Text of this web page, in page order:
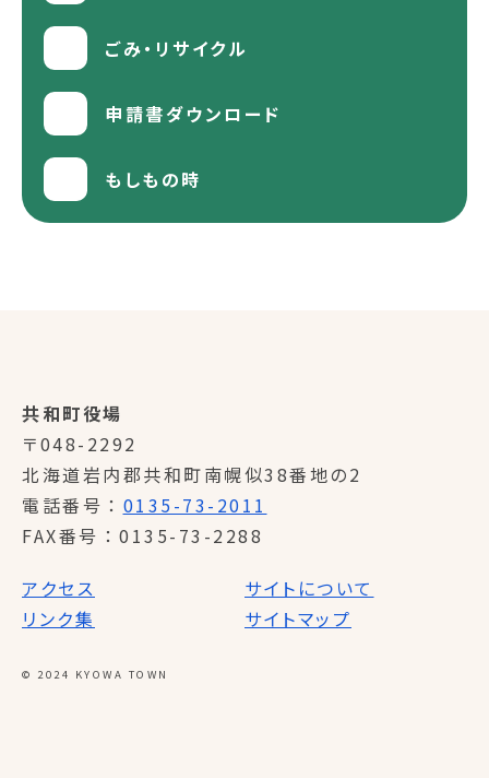
ごみ・リサイクル
申請書ダウンロード
もしもの時
共和町役場
〒048-2292
北海道岩内郡共和町南幌似38番地の2
電話番号
0135-73-2011
FAX番号
0135-73-2288
アクセス
サイトについて
リンク集
サイトマップ
© 2024 KYOWA TOWN